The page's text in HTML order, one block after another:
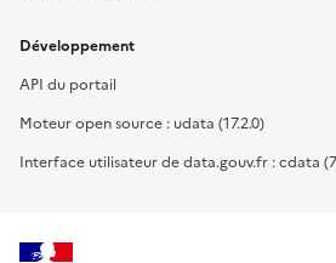
Développement
API du portail
Moteur open source : udata (17.2.0)
Interface utilisateur de data.gouv.fr : cdata